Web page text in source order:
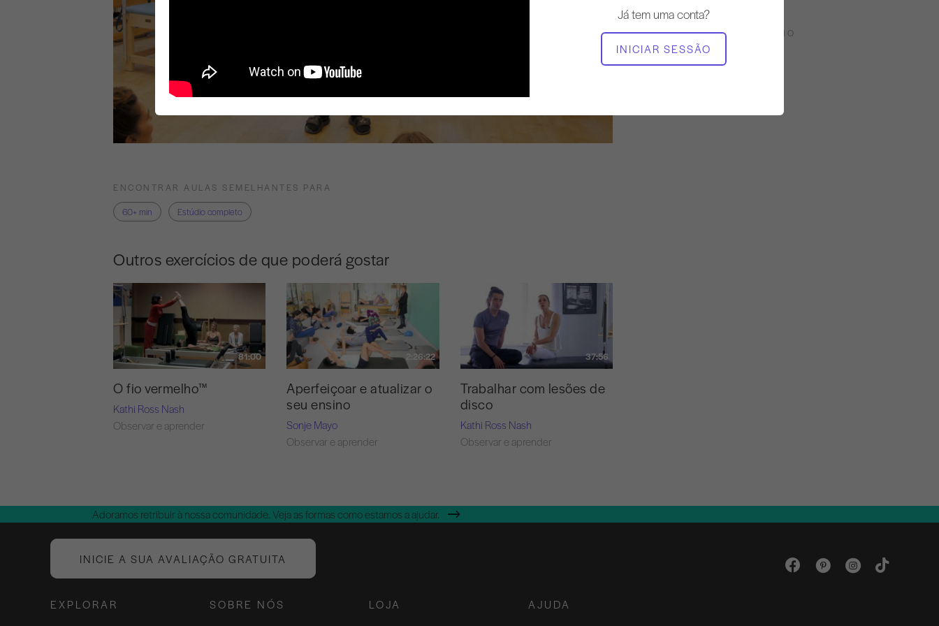
Já tem uma conta?
INICIAR SESSÃO
EQUIPAMENTO NECESSÁRIO
Estúdio completo
ENCONTRAR AULAS SEMELHANTES PARA
60+ min
Estúdio completo
Outros exercícios de que poderá gostar
81:00
O fio vermelho™
Kathi Ross Nash
Observar e aprender
2:26:22
Aperfeiçoar e atualizar o
seu ensino
Sonje Mayo
Observar e aprender
37:56
Trabalhar com lesões de
disco
Kathi Ross Nash
Observar e aprender
Adoramos retribuir à nossa comunidade. Veja as formas como estamos a ajudar.
INICIE A SUA AVALIAÇÃO GRATUITA
EXPLORAR SOBRE NÓS LOJA AJUDA